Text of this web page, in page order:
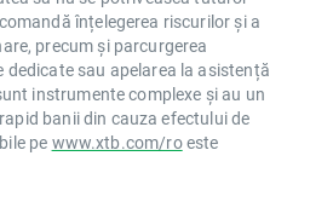
înțelegerea riscurilor și a
precum și parcurgerea
sau apelarea la asistență
instrumente complexe și au un
banii din cauza efectului de
pe www.xtb.com/roeste